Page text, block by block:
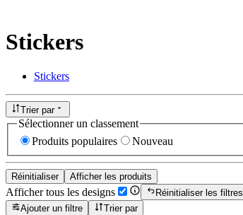
Stickers
Stickers
Trier par
Sélectionner un classement
Produits populaires
Nouveau
Réinitialiser Afficher les produits
Afficher tous les designs
Réinitialiser les filtres
Ajouter un filtre
Trier par